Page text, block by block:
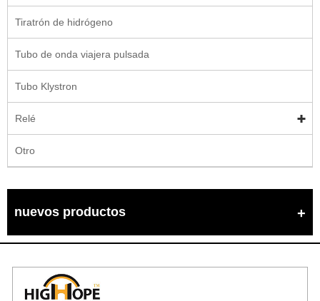
Tiratrón de hidrógeno
Tubo de onda viajera pulsada
Tubo Klystron
Relé
Otro
nuevos productos